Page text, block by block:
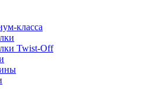
класса
Twist-Off